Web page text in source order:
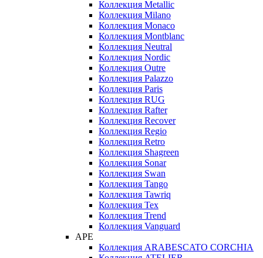
Коллекция Metallic
Коллекция Milano
Коллекция Monaco
Коллекция Montblanc
Коллекция Neutral
Коллекция Nordic
Коллекция Outre
Коллекция Palazzo
Коллекция Paris
Коллекция RUG
Коллекция Rafter
Коллекция Recover
Коллекция Regio
Коллекция Retro
Коллекция Shagreen
Коллекция Sonar
Коллекция Swan
Коллекция Tango
Коллекция Tawriq
Коллекция Tex
Коллекция Trend
Коллекция Vanguard
APE
Коллекция ARABESCATO CORCHIA